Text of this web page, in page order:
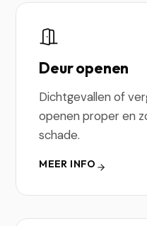
Deur openen
Dichtgevallen of
openen proper en
schade.
MEER INFO